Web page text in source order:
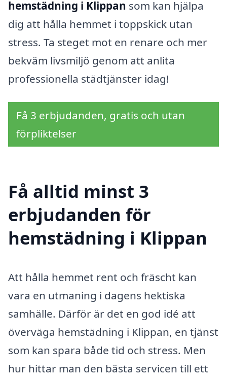
hemstädning i Klippan som kan hjälpa
dig att hålla hemmet i toppskick utan
stress. Ta steget mot en renare och mer
bekväm livsmiljö genom att anlita
professionella städtjänster idag!
Få 3 erbjudanden, gratis och utan
förpliktelser
Få alltid minst 3
erbjudanden för
hemstädning i Klippan
Att hålla hemmet rent och fräscht kan
vara en utmaning i dagens hektiska
samhälle. Därför är det en god idé att
överväga hemstädning i Klippan, en tjänst
som kan spara både tid och stress. Men
hur hittar man den bästa servicen till ett